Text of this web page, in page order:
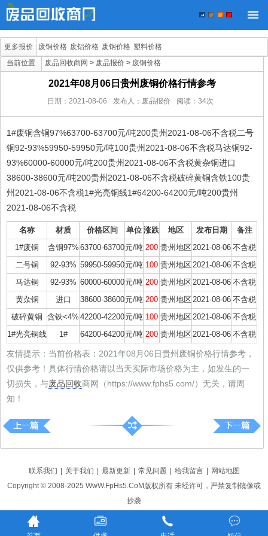
更多报价 废铜价格 废铝价格 废钢价格 塑料价格
当前位置
废品回收商网 > 废品报价 > 废铜价格
2021年08月06日贵州废铜价格行情参考
日期： 2021-08-06 发布人：废品报价 阅读： 34次
1#废铜含铜97%63700-63700元/吨200贵州2021-08-06不含税二号
铜92-93%59950-59950元/吨100贵州2021-08-06不含税马达铜92-
93%60000-60000元/吨200贵州2021-08-06不含税黄杂铜进口
38600-38600元/吨200贵州2021-08-06不含税破碎黄铜含铁100贵
州2021-08-06不含税1#光亮铜线1#64200-64200元/吨200贵州
2021-08-06不含税
名称 材质 价格区间 单位 涨跌 地区 发布日期
备注
1#废铜
含铜97% 63700-63700元/吨 200 贵州地区2021-08-06 不含税
二号铜
92-93% 59950-59950元/吨 100 贵州地区2021-08-06 不含税
马达铜
92-93% 60000-60000元/吨 200 贵州地区2021-08-06 不含税
黄杂铜
进口 38600-38600元/吨 200 贵州地区2021-08-06 不含税
破碎黄铜 含铁<4% 42200-42200元/吨 100 贵州地区2021-08-06 不含税
1#光亮铜线
1# 64200-64200元/吨 200 贵州地区2021-08-06 不含税
友情提示：当前价格表：2021年08月06日贵州废铜价格行情参考，
仅供参考！具体行情价格请以当天实际市场价格为主，如发生的一
切损失，与废品回收商网（https://www.fphs5.com/）无关，请周
知！
联系我们 关于我们 最新更新 常见问题 给我留言
网站地图
Copyright © 2008-2025 WwW.FpHs5.CoM版权所有 未经许可，严禁复制镜像或
抄袭
辽ICP备18016661号-5